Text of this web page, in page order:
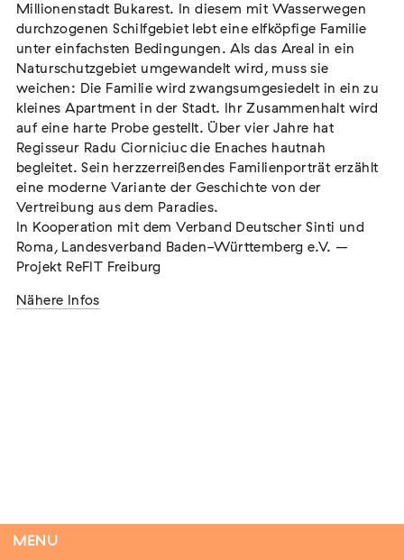
MENU
Der Weg der Sinti und Roma
02. August 2026 - 16. August 2026 Darmstadt
Flucht – Internierung – Deportation –
Vernichtung
Extern
07. August 2026
Millionenstadt Bukarest. In diesem mit Wasserwegen
durchzogenen Schilfgebiet lebt eine elfköpfige Familie
unter einfachsten Bedingungen. Als das Areal in ein
Naturschutzgebiet umgewandelt wird, muss sie
weichen: Die Familie wird zwangsumgesiedelt in ein zu
kleines Apartment in der Stadt. Ihr Zusammenhalt wird
auf eine harte Probe gestellt. Über vier Jahre hat
Regisseur Radu Ciorniciuc die Enaches hautnah
begleitet. Sein herzzerreißendes Familienporträt erzählt
eine moderne Variante der Geschichte von der
Vertreibung aus dem Paradies.
In Kooperation mit dem Verband Deutscher Sinti und
Roma, Landesverband Baden-Württemberg e.V. –
Projekt ReFIT Freiburg
Nähere Infos